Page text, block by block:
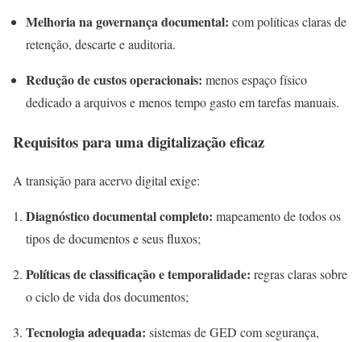
Melhoria na governança documental: com políticas claras de
retenção, descarte e auditoria.
Redução de custos operacionais: menos espaço físico
dedicado a arquivos e menos tempo gasto em tarefas manuais.
Requisitos para uma digitalização eficaz
A transição para acervo digital exige:
Diagnóstico documental completo: mapeamento de todos os
tipos de documentos e seus fluxos;
Políticas de classificação e temporalidade: regras claras sobre
o ciclo de vida dos documentos;
Tecnologia adequada: sistemas de GED com segurança,